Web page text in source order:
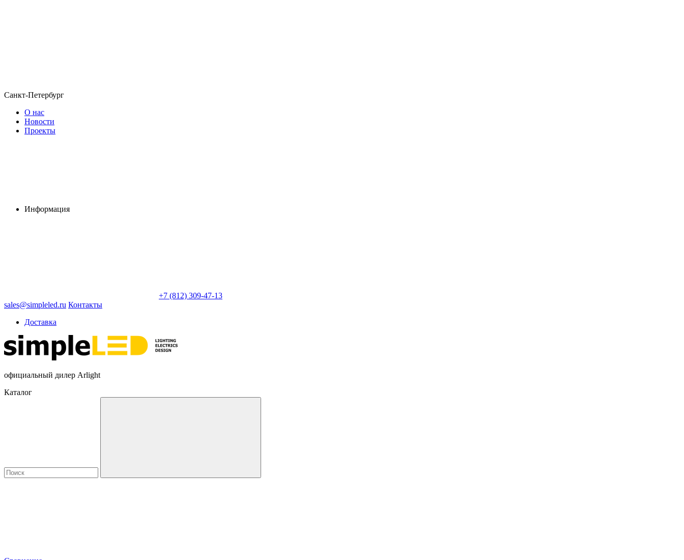
Санкт-Петербург
О нас
Новости
Проекты
Информация
+7 (812) 309-47-13
sales@simpleled.ru Контакты
Доставка
официальный дилер Arlight
Каталог